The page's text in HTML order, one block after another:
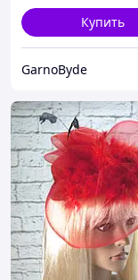
Купить
GarnoByde